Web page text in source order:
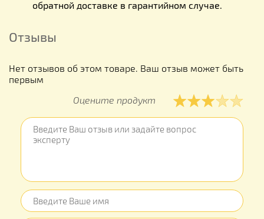
обратной доставке в гарантийном случае.
Отзывы
Нет отзывов об этом товаре. Ваш отзыв может быть
первым
Оцените продукт